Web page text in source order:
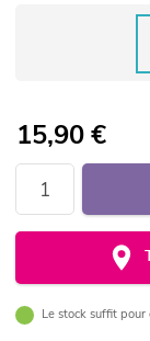
15,90€
Le stock suffit pour